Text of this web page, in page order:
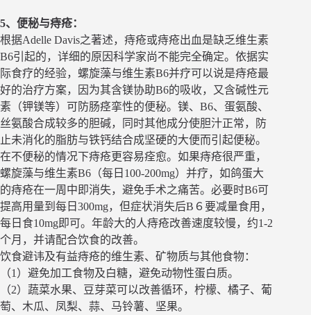
5、便秘与痔疮：
根据Adelle Davis之著述，痔疮或痔疮出血是缺乏维生素
B6引起的，详细的原因科学家尚不能完全确定。依据实
际食疗的经验，螺旋藻与维生素B6并疗可以说是痔疮最
好的治疗方案，因为其含镁协助B6的吸收，又含碱性元
素（钾镁等）可防肠痉挛性的便秘。镁、B6、蛋氨酸、
丝氨酸合成较多的胆碱，同时其他成分使胆汁正常，防
止未消化的脂肪与铁钙结合成坚硬的大便而引起便秘。
在不便秘的情况下痔疮更容易痊愈。如果痔疮很严重，
螺旋藻与维生素B6（每日100-200mg）并疗，如鸽蛋大
的痔疮在一周中即消失，避免手术之痛苦。必要时B6可
提高用量到每日300mg，但症状消失后B６要减量食用，
每日食10mg即可。年龄大的人痔疮改善速度较慢，约1-2
个月，并请配合饮食的改善。
饮食避讳及有益痔疮的维生素、矿物质与其他食物：
（1）避免加工食物及白糖，避免动物性蛋白质。
（2）蔬菜水果、豆芽菜可以改善循环，柠檬、橘子、葡
萄、木瓜、凤梨、蒜、马铃薯、坚果。